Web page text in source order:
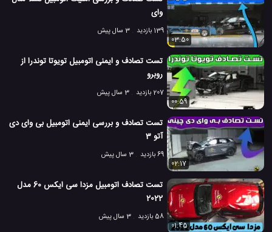
وای
139 بازدید
3 سال پیش
03:50
تست تصادف و ایمنی اتومبیل تویوتا توندرا از
روبرو
207 بازدید
3 سال پیش
00:59
تست تصادف و بررسی ایمنی اتومبیل بی وای دی
آتو 3
69 بازدید
3 سال پیش
02:17
تست تصادف اتومبیل مزدا سی ایکس 60 مدل
2022
58 بازدید
3 سال پیش
01:45